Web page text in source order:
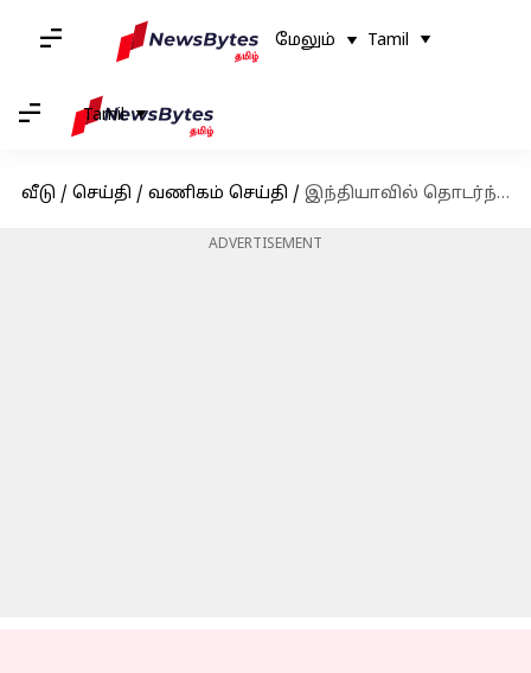
மேலும் Tamil
Tamil
வீடு / செய்தி / வணிகம் செய்தி / இந்தியாவில் தொடர்ந்து வரவிருக்கும் பண்டிகை காலம் 200,000 வேலைவாய்ப்புகளை உருவாக்கும் என கணிப்பு
ADVERTISEMENT